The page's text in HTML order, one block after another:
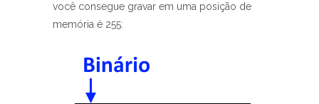
você consegue gravar em uma posição de
memória é 255: